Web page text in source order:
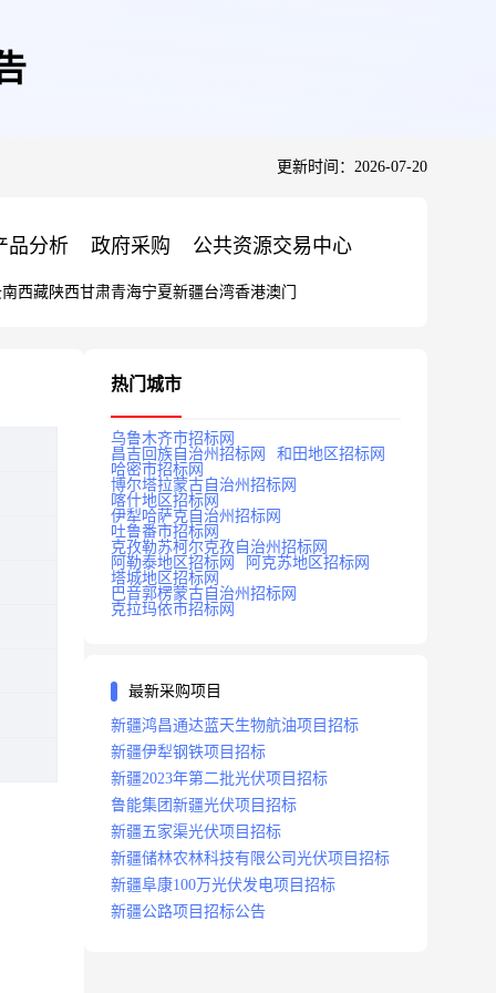
更新时间：2026-07-20
品分析 政府采购 公共资源交易中心
西藏陕西甘肃青海宁夏新疆台湾香港澳门
热门城市
乌鲁木齐市招标网
昌吉回族自治州招标网
和田地区招标网
哈密市招标网
博尔塔拉蒙古自治州招标网
喀什地区招标网
伊犁哈萨克自治州招标网
吐鲁番市招标网
克孜勒苏柯尔克孜自治州招标网
阿勒泰地区招标网
阿克苏地区招标网
塔城地区招标网
巴音郭楞蒙古自治州招标网
克拉玛依市招标网
最新采购项目
新疆鸿昌通达蓝天生物航油项目招标
新疆伊犁钢铁项目招标
新疆2023年第二批光伏项目招标
鲁能集团新疆光伏项目招标
新疆五家渠光伏项目招标
新疆储林农林科技有限公司光伏项目招标
新疆阜康100万光伏发电项目招标
新疆公路项目招标公告